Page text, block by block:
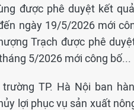
được phê duyệt kết
ngày 19/5/2026 mới
Trạch được phê
5/2026 mới công bố...
TP. Hà Nội ban
lợi phục vụ sản xuất